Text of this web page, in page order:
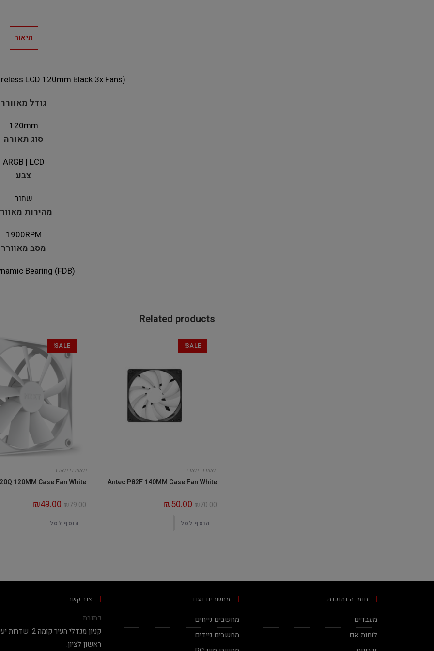
תיאור
(Lian-Li TL120 UNI Wireless LCD 120mm Black 3x Fans)
גודל מאוורר
120mm
סוג תאורה
ARGB | LCD
צבע
שחור
מהירות
1900RPM
מסב מאוורר
Bearing (FDB)
Related products
SALE!
מאווררי מארז
Antec P82F 140MM Case Fan White
₪70.00
₪50.00
הוסף לסל
SALE!
מאווררי מארז
120MM Case Fan White
₪79.00
₪49.00
הוסף לסל
חומרה ותוכנה
מעבדים
לוחות אם
מחשבים ועוד
מחשבים נייחים
מחשבים ניידים
צור קשר
כתובת
ראשון לציון.